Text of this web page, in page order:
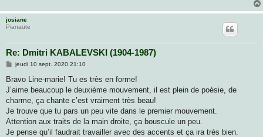
josiane
Pianaute
Re: Dmitri KABALEVSKI (1904-1987)
M
s
a
g
jeudi 10 sept. 2020 21:10
Bravo Line-marie! Tu es très en forme!
J’aime beaucoup le deuxième mouvement, il est plein de poésie, de
charme, ça chante c’est vraiment très beau!
Je trouve que tu pars un peu vite dans le premier mouvement.
Attention aux traits de la main droite, ça bouscule un peu.
Je pense qu’il faudrait travailler avec des accents et ça ira très bien.